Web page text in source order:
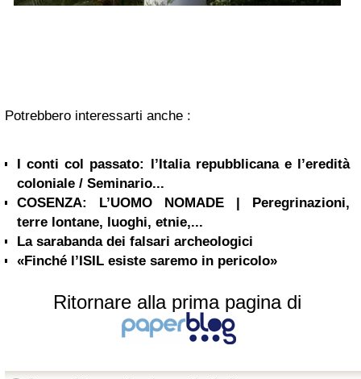
Potrebbero interessarti anche :
I conti col passato: l’Italia repubblicana e l’eredità
coloniale / Seminario...
COSENZA: L’UOMO NOMADE | Peregrinazioni,
terre lontane, luoghi, etnie,...
La sarabanda dei falsari archeologici
«Finché l’ISIL esiste saremo in pericolo»
Ritornare alla prima pagina di